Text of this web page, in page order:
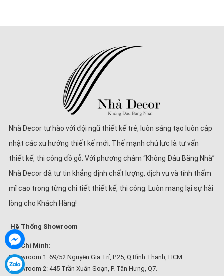
Nhà Decor tự hào với đội ngũ thiết kế trẻ, luôn sáng tạo luôn cập
nhật các xu hướng thiết kế mới. Thế mạnh chủ lực là tư vấn
thiết kế, thi công đồ gỗ. Với phương châm “Không Đâu Bằng Nhà”
Nhà Decor đã tự tin khẳng định chất lượng, dịch vụ và tính thẩm
mĩ cao trong từng chi tiết thiết kế, thi công. Luôn mang lại sự hài
lòng cho Khách Hàng!
Hệ Thống Showroom
Hồ Chí Minh:
Showroom 1: 69/52 Nguyễn Gia Trí, P.25, Q.Bình Thạnh, HCM.
Showroom 2: 445 Trần Xuân Soạn, P. Tân Hưng, Q7.